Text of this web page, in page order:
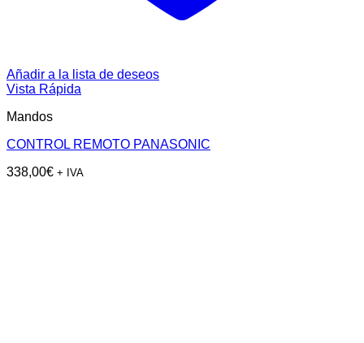
Añadir a la lista de deseos
Vista Rápida
Mandos
CONTROL REMOTO PANASONIC
338,00€ + IVA